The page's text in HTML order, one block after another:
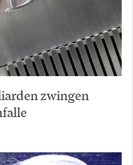
zwingen